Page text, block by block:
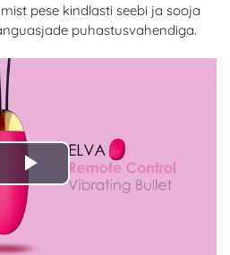
pese kindlasti seebi ja sooja
puhastusvahendiga.
Play